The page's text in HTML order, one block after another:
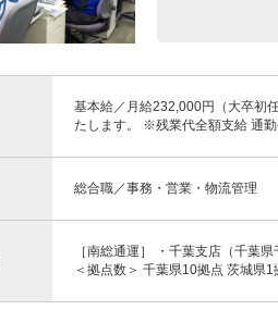
基本給／月給232,000円（大卒初
たします。 ※残業代全額支給 通
総合職／事務・営業・物流管理
［南総通運］ ・千葉支店（千葉
＜拠点数＞ 千葉県10拠点 茨城県